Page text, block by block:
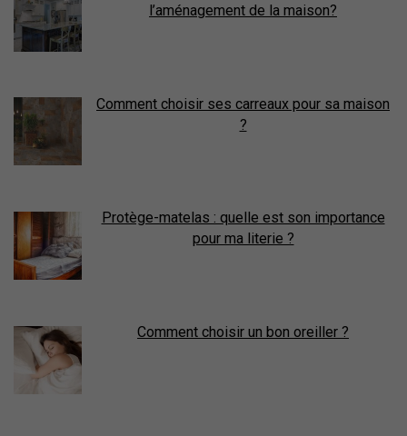
l’aménagement de la maison?
Comment choisir ses carreaux pour sa maison
?
Protège-matelas : quelle est son importance
pour ma literie ?
Comment choisir un bon oreiller ?